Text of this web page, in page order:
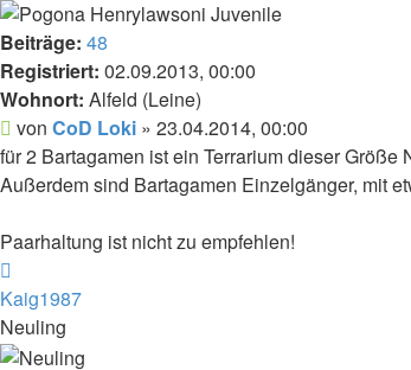
Beiträge: 48
Registriert: 02.09.2013, 00:00
Wohnort: Alfeld (Leine)
Beitrag
von CoD Loki » 23.04.2014, 00:00
für 2 Bartagamen ist ein Terrarium dieser
Außerdem sind Bartagamen Einzelgänger, mit
Paarhaltung ist nicht zu empfehlen!
oben
Kaig1987
Neuling